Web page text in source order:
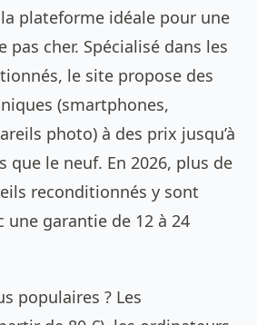
plateforme idéale pour une
pas cher. Spécialisé dans les
le site propose des
(smartphones,
photo) à des prix jusqu’à
que le neuf. En 2026, plus de
reconditionnés y sont
une garantie de 12 à 24
populaires ? Les